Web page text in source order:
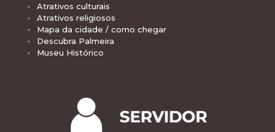
Atrativos culturais
Atrativos religiosos
Mapa da cidade / como chegar
Descubra Palmeira
Museu Histórico